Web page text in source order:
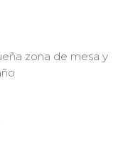
zona de mesa y